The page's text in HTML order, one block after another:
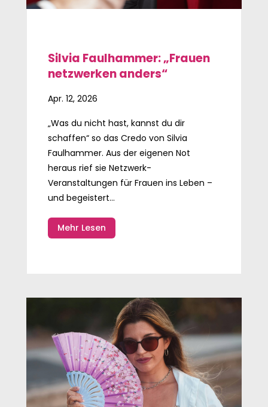
Silvia Faulhammer: „Frauen
netzwerken anders“
Apr. 12, 2026
„Was du nicht hast, kannst du dir
schaffen“ so das Credo von Silvia
Faulhammer. Aus der eigenen Not
heraus rief sie Netzwerk-
Veranstaltungen für Frauen ins Leben –
und begeistert...
Mehr Lesen